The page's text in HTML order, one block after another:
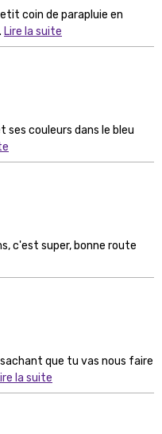
coin de parapluie en
Lire la suite
couleurs dans le bleu
c'est super, bonne route
que tu vas nous faire
la suite